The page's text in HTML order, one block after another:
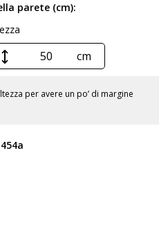
parete (cm):
cm
per avere un po’ di margine